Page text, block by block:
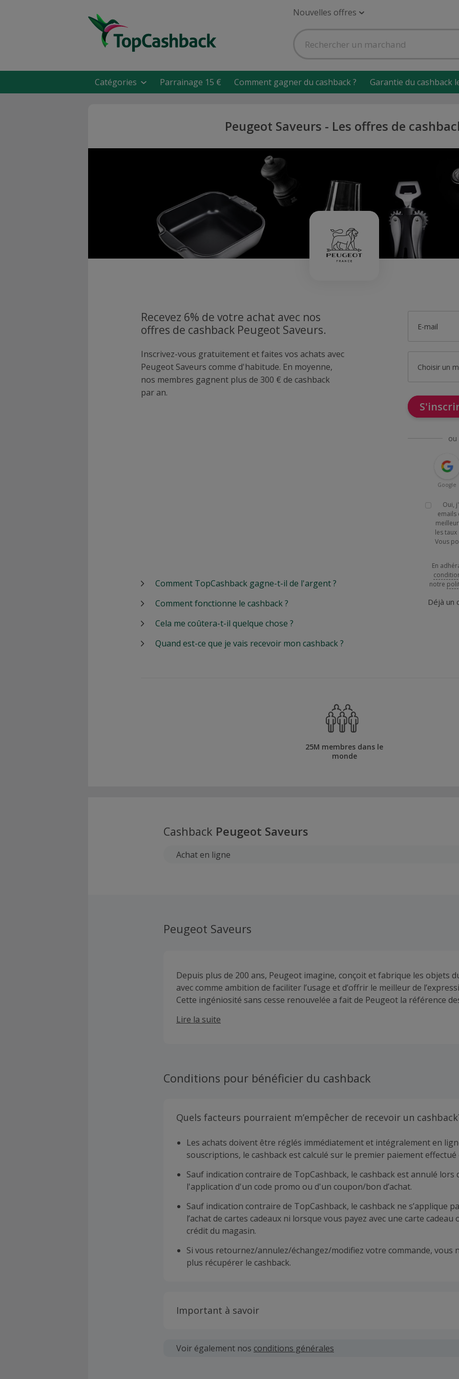
Nouvelles offres
Catégories Parrainage 15 € Comment gagner du cashback ? Garantie du cashback
Peugeot Saveurs - Les offres de
Recevez 6% de votre achat avec nos
offres de cashback Peugeot Saveurs.
Inscrivez-vous gratuitement et faites vos achats avec
Peugeot Saveurs comme d'habitude. En moyenne,
nos membres gagnent plus de 300 € de cashback
par an.
E-mail
Choisir un
ou
Google
Oui,
emails
les
Vous
En
notre
Déjà un
Comment TopCashback gagne-t-il de l'argent ?
Comment fonctionne le cashback ?
Cela me coûtera-t-il quelque chose ?
Quand est-ce que je vais recevoir mon cashback ?
25M membres dans le
monde
Cashback Peugeot Saveurs
Achat en ligne
Peugeot Saveurs
Depuis plus de 200 ans, Peugeot imagine, conçoit et fabrique les objets
avec comme ambition de faciliter l’usage et d’offrir le meilleur de
Cette ingéniosité sans cesse renouvelée a fait de Peugeot la référence
découpe et de la cuisson. Ainsi, Peugeot propose aujourd’hui une large
Lire la suite
Conditions pour bénéficier du cashback
Quels facteurs pourraient m’empêcher de recevoir un
Les achats doivent être réglés immédiatement et intégralement en
souscriptions, le cashback est calculé sur le premier paiement effectué
Sauf indication contraire de TopCashback, le cashback est annulé lors
l'application d'un code promo ou d'un coupon/bon d’achat.
Sauf indication contraire de TopCashback, le cashback ne s’applique
l’achat de cartes cadeaux ni lorsque vous payez avec une carte cadeau
crédit du magasin.
Si vous retournez/annulez/échangez/modifiez votre commande, vous
plus récupérer le cashback.
Important à savoir
soumises au plus tard dans les 100 jours qui suivent la date d'achat.
Voir également nos conditions générales